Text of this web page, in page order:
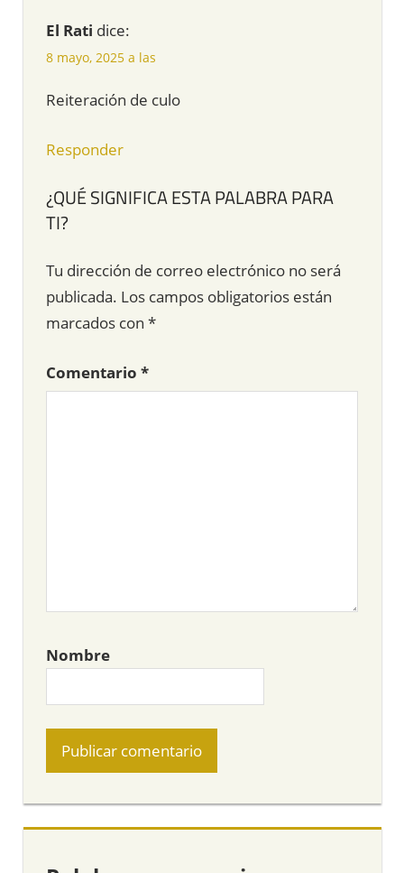
El Rati dice:
8 mayo, 2025 a las
Reiteración de culo
Responder
¿QUÉ SIGNIFICA ESTA PALABRA PARA
TI?
Tu dirección de correo electrónico no será
publicada. Los campos obligatorios están
marcados con *
Comentario *
Nombre